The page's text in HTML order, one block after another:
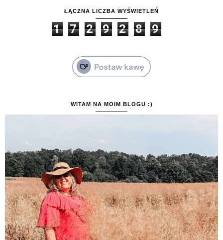
ŁĄCZNA LICZBA WYŚWIETLEŃ
1 7 2 9 2 8 9
WITAM NA MOIM BLOGU :)